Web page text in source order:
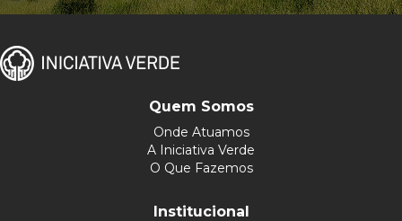
Quem Somos
Onde Atuamos
A Iniciativa Verde
O Que Fazemos
Institucional